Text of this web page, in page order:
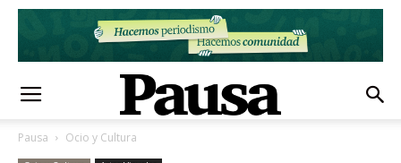
Pausa Ocio y Cultura